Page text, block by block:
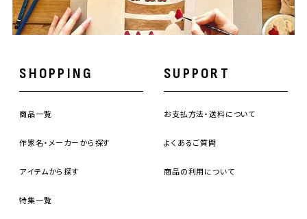
SHOPPING
商品一覧
作家名・メーカーから探す
アイテムから探す
特集一覧
SUPPORT
お支払方法・送料について
よくあるご質問
商品の利用について